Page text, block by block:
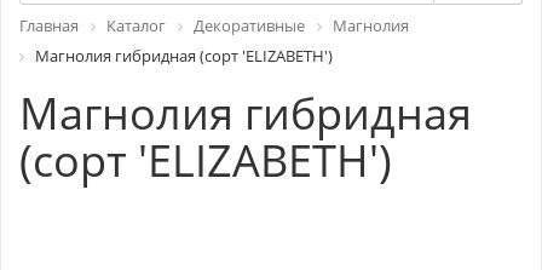
Главная Каталог Декоративные
Магнолия
Магнолия гибридная (сорт 'ELIZABETH')
Магнолия гибридная
(сорт 'ELIZABETH')